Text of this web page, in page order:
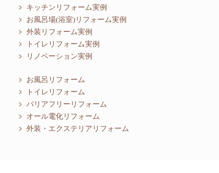
キッチンリフォーム実例
お風呂場(浴室)リフォーム実例
外装リフォーム実例
トイレリフォーム実例
リノベーション実例
お風呂リフォーム
トイレリフォーム
バリアフリーリフォーム
オール電化リフォーム
外装・エクステリアリフォーム